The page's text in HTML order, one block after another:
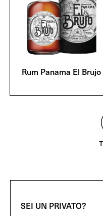
Rum Panama El Brujo
SEI UN PRIVATO?